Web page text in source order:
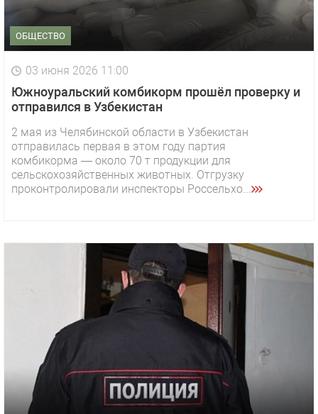
ОБЩЕСТВО
03 июня 2026 11:00
Южноуральский комбикорм прошёл проверку и
отправился в Узбекистан
2 мая из Челябинской области в Узбекистан
отправилась первая в этом году партия
комбикорма — около 70 т продукции для
сельскохозяйственных животных. Отгрузку
проконтролировали инспекторы Россельхо...